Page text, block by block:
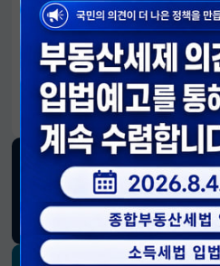
알림판
국민이 만든 대전환의 길-회복과 도
재정경제부
블로그페이스북
트